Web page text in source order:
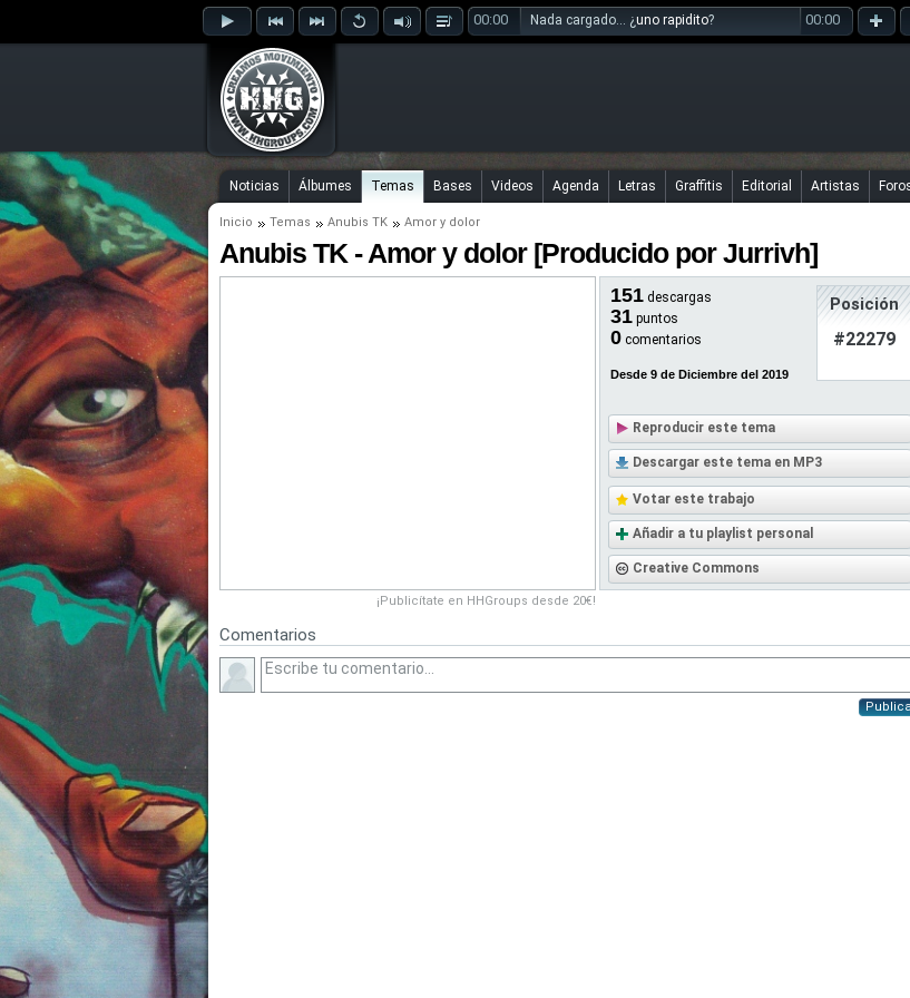
00:00 Nada cargado... ¿uno rapidito? 00:00
Noticias Álbumes Temas Bases Videos Agenda Letras Graffitis Editorial Artistas
Inicio Temas Anubis TK Amor y dolor
Anubis TK - Amor y dolor [Producido por Jurrivh]
¡Publicítate en HHGroups desde 20€!
151 descargas
31 puntos
0 comentarios
Desde 9 de Diciembre del 2019
Posición
#22279
Reproducir este tema
Descargar este tema en MP3
Votar este trabajo
Añadir a tu playlist personal
Creative Commons
Comentarios